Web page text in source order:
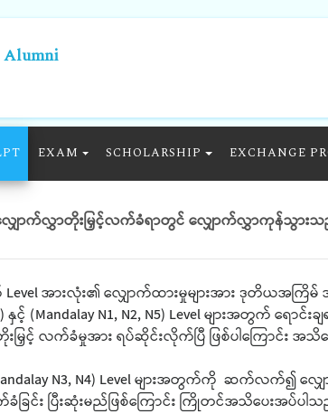
Alumni
EXAM SCHOLARSHIP EXCHANGE
ာက်လွှာတိုးမြှင့်လက်ခံရာတွင် လျှောက်လွှာကုန်သွားသည့်
Level အားလုံး၏ လျှောက်ထားမှုများအား ဒုတိယအက
နှင့် (Mandalay N1, N2, N5) Level များအတွက် ရော
ြှင့် လက်ခံမှုအား ရပ်ဆိုင်းလိုက်ပြီ ဖြစ်ပါကြောင်း အသိ
N3, N4) Level များအတွက်ကို ဆက်လက်၍
း ပြီးဆုံးမည်ဖြစ်ကြောင်း ကြိုတင်အသိပေးအပ်ပါ